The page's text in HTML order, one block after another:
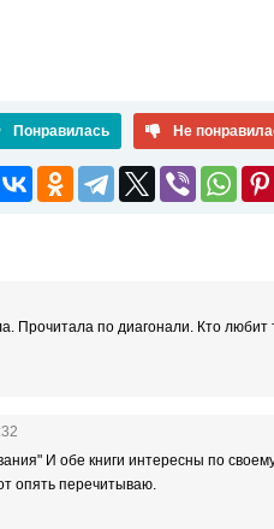
Понравилась Не
Прочитала по диагонали. Кто
И обе книги интересны по
опять перечитываю.